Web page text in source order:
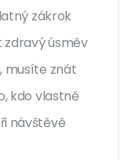
zákrok
úsměv
musíte znát
kdo vlastně
návštěvě